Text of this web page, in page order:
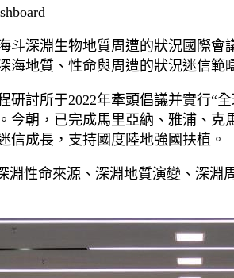
斗深淵生物地質周遭的狀況國際
海地質、性命與周遭的狀況迷信範
研討所于2022年牽頭倡議并實行“
今朝，已完成馬里亞納、雅浦、
信成長，支持國度陸地強國扶植。
淵性命來源、深淵地質演變、深